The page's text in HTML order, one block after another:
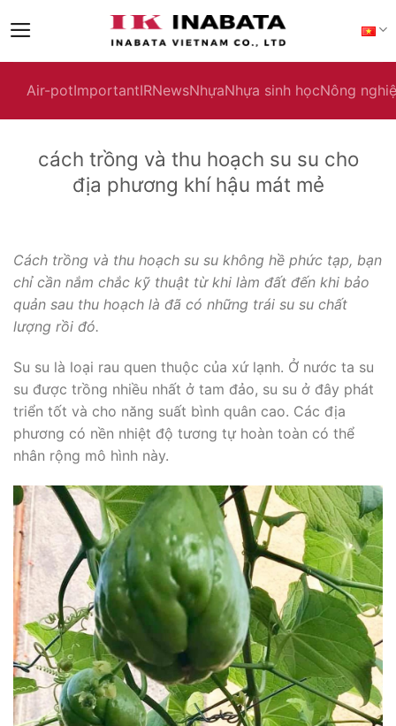
to
Air-potImportantIRNewsNhựaNhựa sinh họcNông
cách trồng và thu hoạch su su cho
địa phương khí hậu mát mẻ
Cách trồng và thu hoạch su su không hề phức tạp, bạn
chỉ cần nắm chắc kỹ thuật từ khi làm đất đến khi bảo
quản sau thu hoạch là đã có những trái su su chất
lượng rồi đó.
Su su là loại rau quen thuộc của xứ lạnh. Ở nước ta su
su được trồng nhiều nhất ở tam đảo, su su ở đây phát
triển tốt và cho năng suất bình quân cao. Các địa
phương có nền nhiệt độ tương tự hoàn toàn có thể
nhân rộng mô hình này.